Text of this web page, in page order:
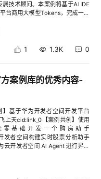
技术顾问。本案例将基于AI IDE
台商用大模型Tokens，完成一个
发者下载安装AI IDE，完成华为
prompt，调用大模型发送给华为
V3.2千万Tokens代金券
型（DS/K2/Q3等）通用代金券
备2.1 AI IDE华为云码道安装部
码智能体安装部署》完成华为云
安装部署，完成后创建文件夹名
模型Tokens福利（任选其一）方
《华为开发者空间 - ModelArts
的“二、 开通MaaS平台大模型”
址、模型名称和API Key。方式
大模型Tokens”章节内容，领取
代金券，购买ModelArts
1 1.3K 0
方案例库的优秀内容-
基于华为开发者空间开发平台
上天cid:link_0【案例共创】使用
零基础开发一个购房助手
发者空间构建实时股票分析助手
开发者空间 AI Agent 进行昇腾
【案例共创】使用开发者空